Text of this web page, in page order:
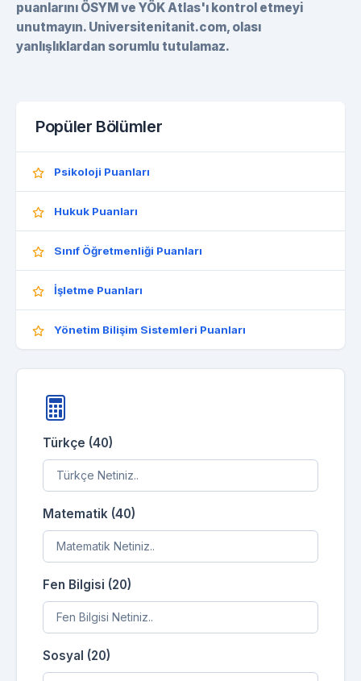
puanlarını ÖSYM ve YÖK Atlas'ı kontrol etmeyi
unutmayın. Universitenitanit.com, olası
yanlışlıklardan sorumlu tutulamaz.
Popüler Bölümler
Psikoloji Puanları
Hukuk Puanları
Sınıf Öğretmenliği Puanları
İşletme Puanları
Yönetim Bilişim Sistemleri Puanları
Türkçe (40)
Matematik (40)
Fen Bilgisi (20)
Sosyal (20)